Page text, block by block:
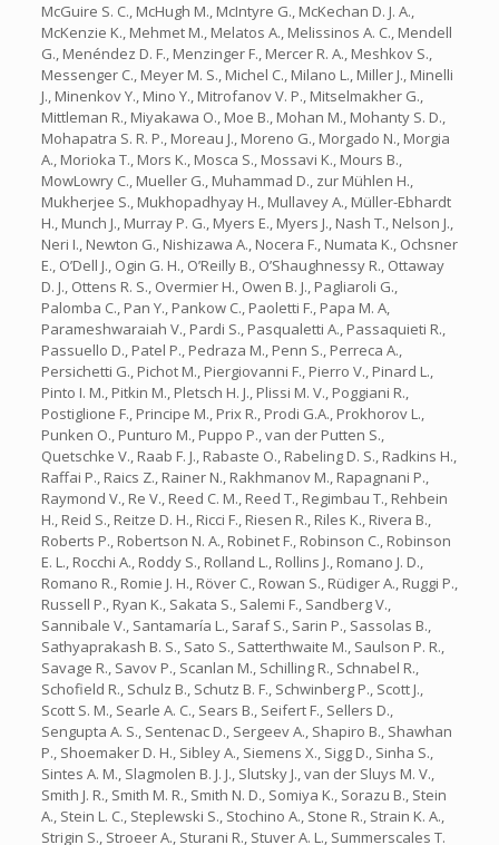
McGuire S. C., McHugh M., McIntyre G., McKechan D. J. A.,
McKenzie K., Mehmet M., Melatos A., Melissinos A. C., Mendell
G., Menéndez D. F., Menzinger F., Mercer R. A., Meshkov S.,
Messenger C., Meyer M. S., Michel C., Milano L., Miller J., Minelli
J., Minenkov Y., Mino Y., Mitrofanov V. P., Mitselmakher G.,
Mittleman R., Miyakawa O., Moe B., Mohan M., Mohanty S. D.,
Mohapatra S. R. P., Moreau J., Moreno G., Morgado N., Morgia
A., Morioka T., Mors K., Mosca S., Mossavi K., Mours B.,
MowLowry C., Mueller G., Muhammad D., zur Mühlen H.,
Mukherjee S., Mukhopadhyay H., Mullavey A., Müller-Ebhardt
H., Munch J., Murray P. G., Myers E., Myers J., Nash T., Nelson J.,
Neri I., Newton G., Nishizawa A., Nocera F., Numata K., Ochsner
E., O’Dell J., Ogin G. H., O’Reilly B., O’Shaughnessy R., Ottaway
D. J., Ottens R. S., Overmier H., Owen B. J., Pagliaroli G.,
Palomba C., Pan Y., Pankow C., Paoletti F., Papa M. A,
Parameshwaraiah V., Pardi S., Pasqualetti A., Passaquieti R.,
Passuello D., Patel P., Pedraza M., Penn S., Perreca A.,
Persichetti G., Pichot M., Piergiovanni F., Pierro V., Pinard L.,
Pinto I. M., Pitkin M., Pletsch H. J., Plissi M. V., Poggiani R.,
Postiglione F., Principe M., Prix R., Prodi G.A., Prokhorov L.,
Punken O., Punturo M., Puppo P., van der Putten S.,
Quetschke V., Raab F. J., Rabaste O., Rabeling D. S., Radkins H.,
Raffai P., Raics Z., Rainer N., Rakhmanov M., Rapagnani P.,
Raymond V., Re V., Reed C. M., Reed T., Regimbau T., Rehbein
H., Reid S., Reitze D. H., Ricci F., Riesen R., Riles K., Rivera B.,
Roberts P., Robertson N. A., Robinet F., Robinson C., Robinson
E. L., Rocchi A., Roddy S., Rolland L., Rollins J., Romano J. D.,
Romano R., Romie J. H., Röver C., Rowan S., Rüdiger A., Ruggi P.,
Russell P., Ryan K., Sakata S., Salemi F., Sandberg V.,
Sannibale V., Santamaría L., Saraf S., Sarin P., Sassolas B.,
Sathyaprakash B. S., Sato S., Satterthwaite M., Saulson P. R.,
Savage R., Savov P., Scanlan M., Schilling R., Schnabel R.,
Schofield R., Schulz B., Schutz B. F., Schwinberg P., Scott J.,
Scott S. M., Searle A. C., Sears B., Seifert F., Sellers D.,
Sengupta A. S., Sentenac D., Sergeev A., Shapiro B., Shawhan
P., Shoemaker D. H., Sibley A., Siemens X., Sigg D., Sinha S.,
Sintes A. M., Slagmolen B. J. J., Slutsky J., van der Sluys M. V.,
Smith J. R., Smith M. R., Smith N. D., Somiya K., Sorazu B., Stein
A., Stein L. C., Steplewski S., Stochino A., Stone R., Strain K. A.,
Strigin S., Stroeer A., Sturani R., Stuver A. L., Summerscales T.